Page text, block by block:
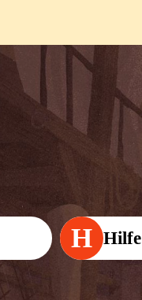
H Hilfe